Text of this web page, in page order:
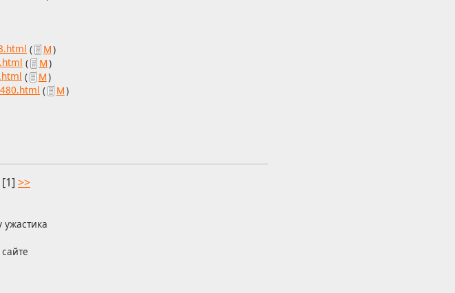
( М)
( М)
( М)
( М)
[1] >>
ужастика